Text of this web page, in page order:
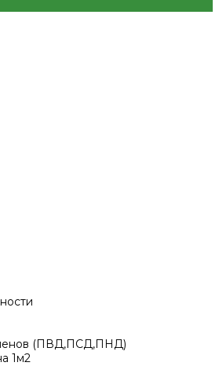
(ПВД,ПСД,ПНД)
1м2